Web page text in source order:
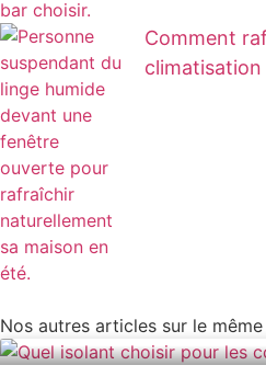
Comment
climatisation
Nos autres articles sur le